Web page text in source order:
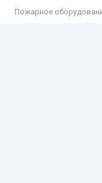
Пожарное